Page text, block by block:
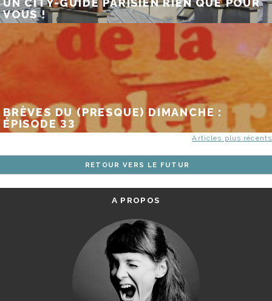
UN CITY-GUIDE PARISIEN RIEN QUE POUR
VOUS !
BRÈVES DU (PRESQUE) DIMANCHE :
ÉPISODE 33
DES
ARTICLES
Articles plus récents
RETOUR VERS LE FUTUR
A PROPOS